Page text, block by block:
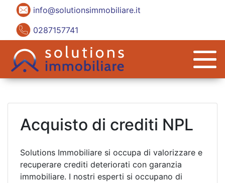
info@solutionsimmobiliare.it
0287157741
Acquisto di crediti NPL
Solutions Immobiliare si occupa di valorizzare e
recuperare crediti deteriorati con garanzia
immobiliare. I nostri esperti si occupano di